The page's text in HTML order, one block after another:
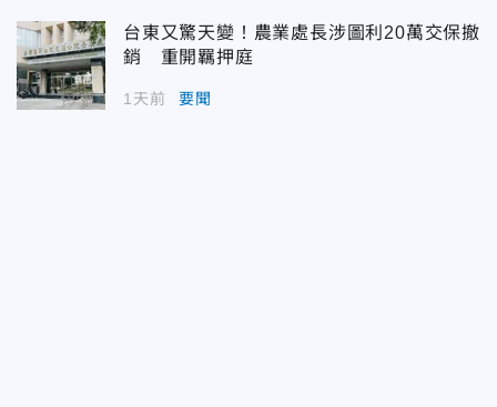
台東又驚天變！農業處長涉圖利20萬交保撤
銷 重開羈押庭
1天前 要聞